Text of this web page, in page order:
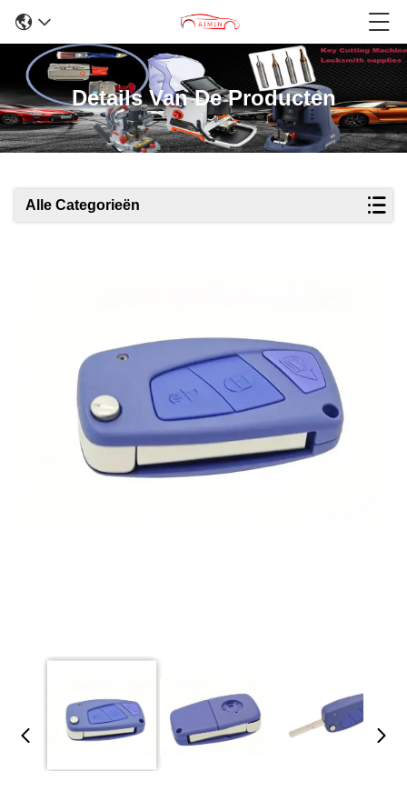
Details Van De Producten
Alle Categorieën